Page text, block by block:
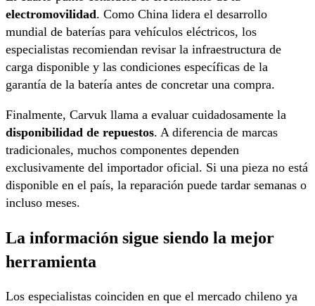
electromovilidad. Como China lidera el desarrollo
mundial de baterías para vehículos eléctricos, los
especialistas recomiendan revisar la infraestructura de
carga disponible y las condiciones específicas de la
garantía de la batería antes de concretar una compra.
Finalmente, Carvuk llama a evaluar cuidadosamente la
disponibilidad de repuestos. A diferencia de marcas
tradicionales, muchos componentes dependen
exclusivamente del importador oficial. Si una pieza no está
disponible en el país, la reparación puede tardar semanas o
incluso meses.
La información sigue siendo la mejor
herramienta
Los especialistas coinciden en que el mercado chileno ya